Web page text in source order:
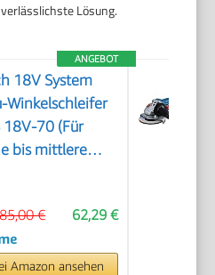
Lösung.
ANGEBOT
18V System
Winkelschleifer
18V-70 (Für
bis mittlere
62,29 €
85,00 €
Amazon ansehen